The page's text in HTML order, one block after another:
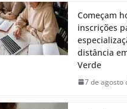
Começam
inscrições
distância
Verde
7 de agosto